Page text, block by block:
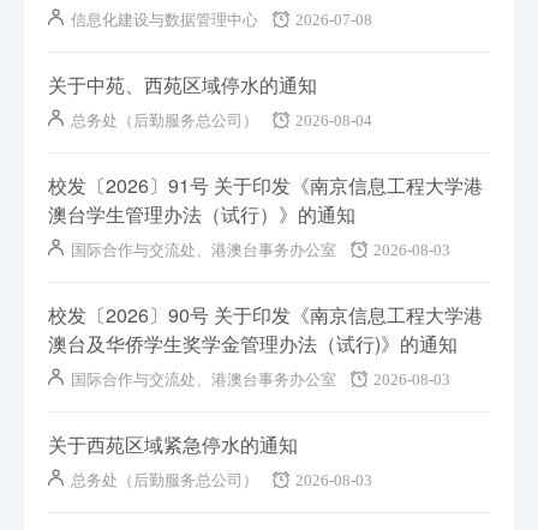
信息化建设与数据管理中心 2026-07-08
关于中苑、西苑区域停水的通知
总务处（后勤服务总公司） 2026-08-04
校发〔2026〕91号 关于印发《南京信息工程大学港
澳台学生管理办法（试行）》的通知
国际合作与交流处、港澳台事务办公室 2026-08-03
校发〔2026〕90号 关于印发《南京信息工程大学港
澳台及华侨学生奖学金管理办法（试行)》的通知
国际合作与交流处、港澳台事务办公室 2026-08-03
关于西苑区域紧急停水的通知
总务处（后勤服务总公司） 2026-08-03